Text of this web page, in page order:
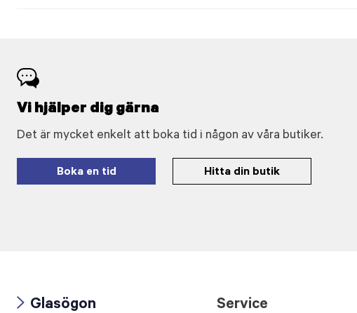
Vi hjälper dig gärna
Det är mycket enkelt att boka tid i någon av våra butiker.
Boka en tid Hitta din butik
Glasögon Service